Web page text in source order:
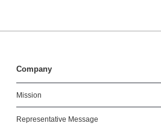
Company
Mission
Representative Message